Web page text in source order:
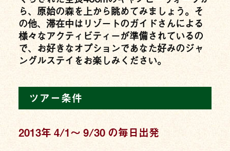
ら、原始の森を上から眺めてみましょう。そ
の他、滞在中はリゾートのガイドさんによる
様々なアクティビティーが準備されているの
で、お好きなオプションであなた好みのジャ
ングルステイをお楽しみください。
ツアー条件
2013年 4/1〜 9/30 の毎日出発